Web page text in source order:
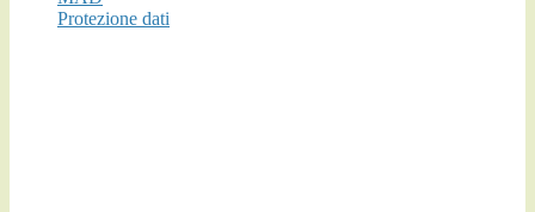
Protezione dati